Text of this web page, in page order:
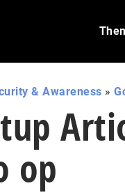
& Awareness »
op